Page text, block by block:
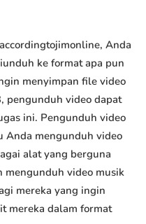
Anda
ke format apa pun
menyimpan file video
pengunduh video dapat
ini. Pengunduh video
Anda mengunduh video
alat yang berguna
mengunduh video musik
mereka yang ingin
mereka dalam format